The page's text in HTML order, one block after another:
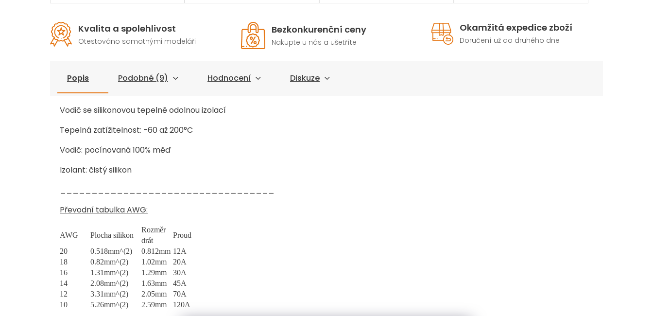
Kvalita a spolehlivost
Otestováno samotnými modeláři
Bezkonkurenční ceny
Nakupte u nás a ušetříte
Okamžitá expedice zboží
Doručení už do druhého dne
Popis Podobné (9) Hodnocení Diskuze
Vodič se silikonovou tepelně odolnou izolací
Tepelná zatížitelnost: -60 až 200°C
Vodič: pocínovaná 100% měď
Izolant: čistý silikon
Převodní tabulka AWG:
AWG Plocha silikon
Rozměr
drát
Proud
20
0.518mm^(2) 0.812mm 12A
18
0.82mm^(2) 1.02mm
20A
16
1.31mm^(2) 1.29mm
30A
14
2.08mm^(2) 1.63mm
45A
12
3.31mm^(2) 2.05mm
70A
10
5.26mm^(2) 2.59mm 120A